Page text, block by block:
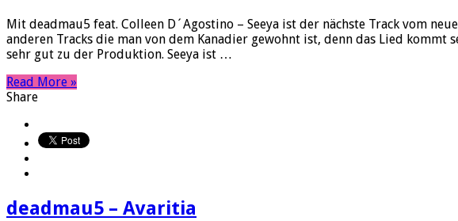
Mit deadmau5 feat. Colleen D´Agostino – Seeya ist der nächste Track vom
anderen Tracks die man von dem Kanadier gewohnt ist, denn das Lied
sehr gut zu der Produktion. Seeya ist …
Read More »
Share
deadmau5 – Avaritia